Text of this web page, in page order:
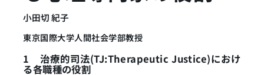
小田切 紀子
東京国際大学人間社会学部教授
1 治療的司法(TJ:Therapeutic Justice)におけ
る各職種の役割